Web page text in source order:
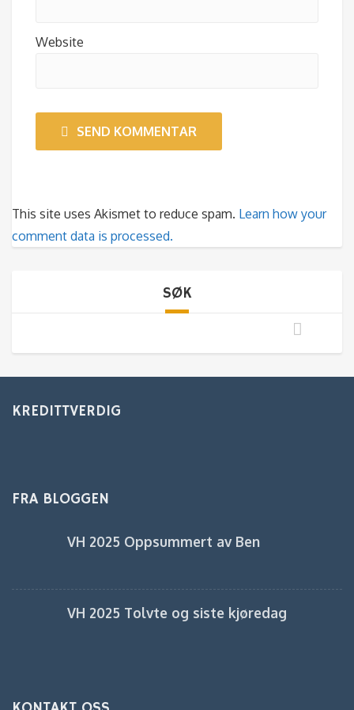
Website
SEND KOMMENTAR
This site uses Akismet to reduce spam. Learn how your
comment data is processed.
SØK
KREDITTVERDIG
FRA BLOGGEN
VH 2025 Oppsummert av Ben
VH 2025 Tolvte og siste kjøredag